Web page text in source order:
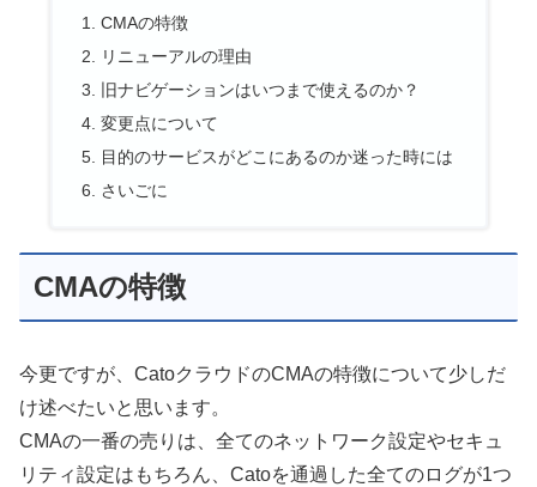
CMAの特徴
リニューアルの理由
旧ナビゲーションはいつまで使えるのか？
変更点について
目的のサービスがどこにあるのか迷った時には
さいごに
CMAの特徴
今更ですが、CatoクラウドのCMAの特徴について少しだ
け述べたいと思います。
CMAの一番の売りは、全てのネットワーク設定やセキュ
リティ設定はもちろん、Catoを通過した全てのログが1つ